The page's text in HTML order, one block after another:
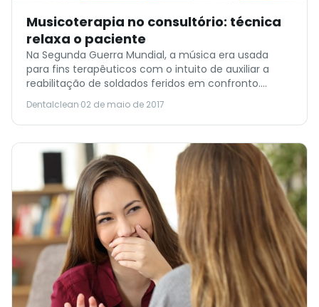
Musicoterapia no consultório: técnica
relaxa o paciente
Na Segunda Guerra Mundial, a música era usada
para fins terapêuticos com o intuito de auxiliar a
reabilitação de soldados feridos em confronto.
Atualmente, a musicoterapia tem o objetivo de
cuidar das necessidades físicas e psíquicas de um
paciente em conjunto com o tratamento
tradicional.
Dentalclean·02 de maio de 2017